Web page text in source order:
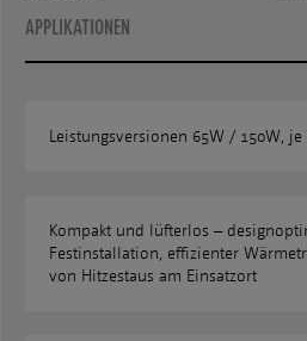
APPLIKATIONEN
Leistungsversionen 65W / 150W, je
Kompakt und lüfterlos –
Festinstallation, effizienter
von Hitzestaus am Einsatzort